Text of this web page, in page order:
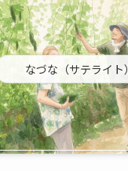
なづな（サテライト）